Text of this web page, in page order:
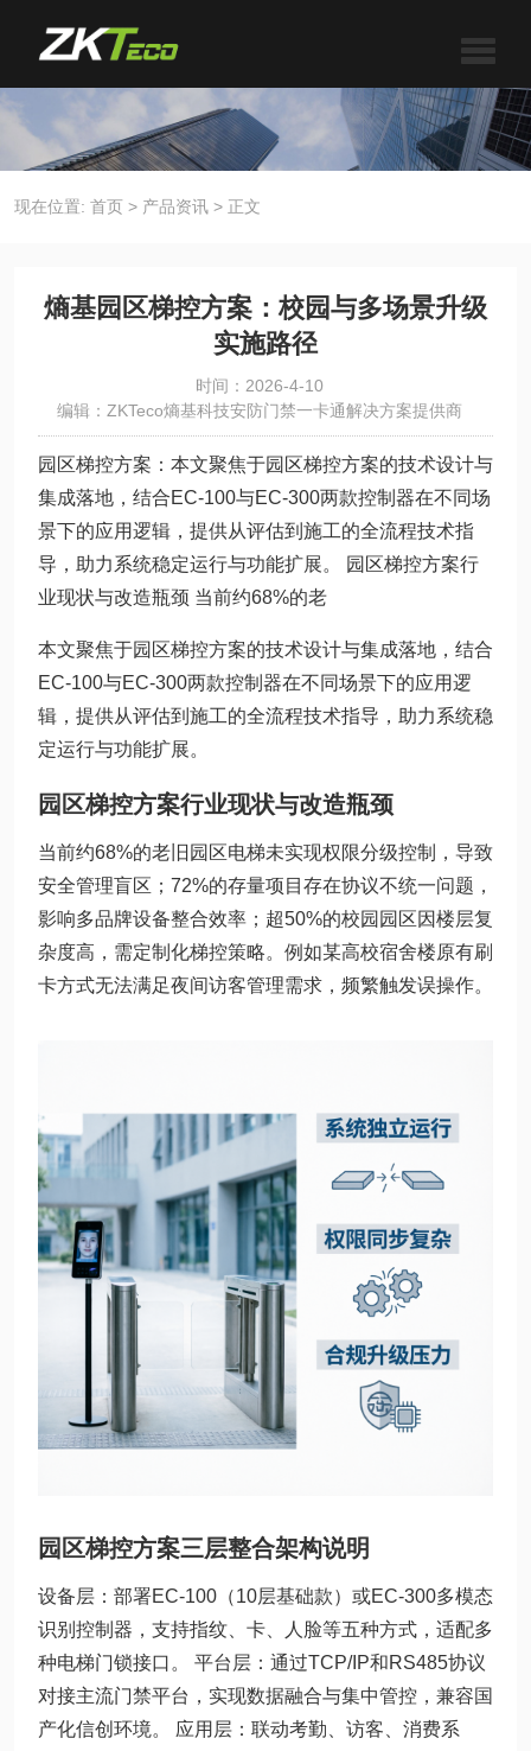
现在位置: 首页 > 产品资讯 > 正文
熵基园区梯控方案：校园与多场景升级
实施路径
时间：2026-4-10
编辑：ZKTeco熵基科技安防门禁一卡通解决方案提供商
园区梯控方案：本文聚焦于园区梯控方案的技术设计与
集成落地，结合EC-100与EC-300两款控制器在不同场
景下的应用逻辑，提供从评估到施工的全流程技术指
导，助力系统稳定运行与功能扩展。 园区梯控方案行
业现状与改造瓶颈 当前约68%的老
本文聚焦于园区梯控方案的技术设计与集成落地，结合
EC-100与EC-300两款控制器在不同场景下的应用逻
辑，提供从评估到施工的全流程技术指导，助力系统稳
定运行与功能扩展。
园区梯控方案行业现状与改造瓶颈
当前约68%的老旧园区电梯未实现权限分级控制，导致
安全管理盲区；72%的存量项目存在协议不统一问题，
影响多品牌设备整合效率；超50%的校园园区因楼层复
杂度高，需定制化梯控策略。例如某高校宿舍楼原有刷
卡方式无法满足夜间访客管理需求，频繁触发误操作。
园区梯控方案三层整合架构说明
设备层：部署EC-100（10层基础款）或EC-300多模态
识别控制器，支持指纹、卡、人脸等五种方式，适配多
种电梯门锁接口。 平台层：通过TCP/IP和RS485协议
对接主流门禁平台，实现数据融合与集中管控，兼容国
产化信创环境。 应用层：联动考勤、访客、消费系